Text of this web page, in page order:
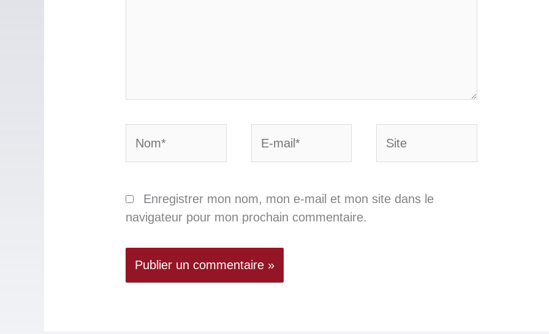
mail*
Enregistrer mon nom, mon e-mail et mon site dans le
navigateur pour mon prochain commentaire.